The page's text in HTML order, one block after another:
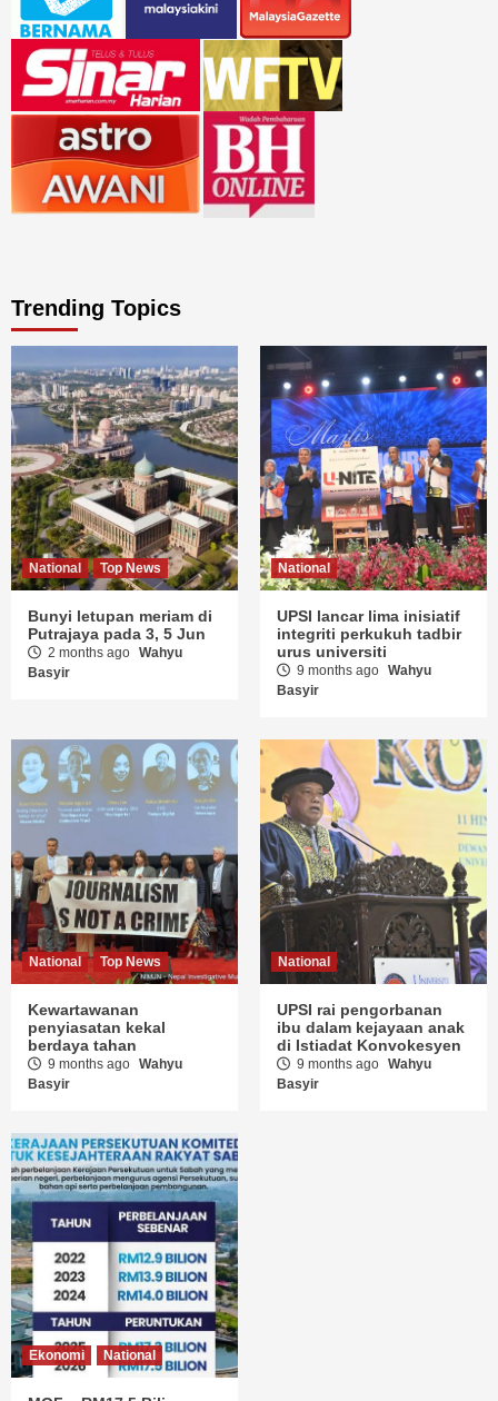
Trending Topics
National Top News
Bunyi letupan meriam di
Putrajaya pada 3, 5 Jun
2 months ago Wahyu
Basyir
National
UPSI lancar lima inisiatif
integriti perkukuh tadbir
urus universiti
9 months ago Wahyu
Basyir
National Top News
Kewartawanan
penyiasatan kekal
berdaya tahan
9 months ago Wahyu
Basyir
National
UPSI rai pengorbanan
ibu dalam kejayaan anak
di Istiadat Konvokesyen
9 months ago Wahyu
Basyir
Ekonomi National